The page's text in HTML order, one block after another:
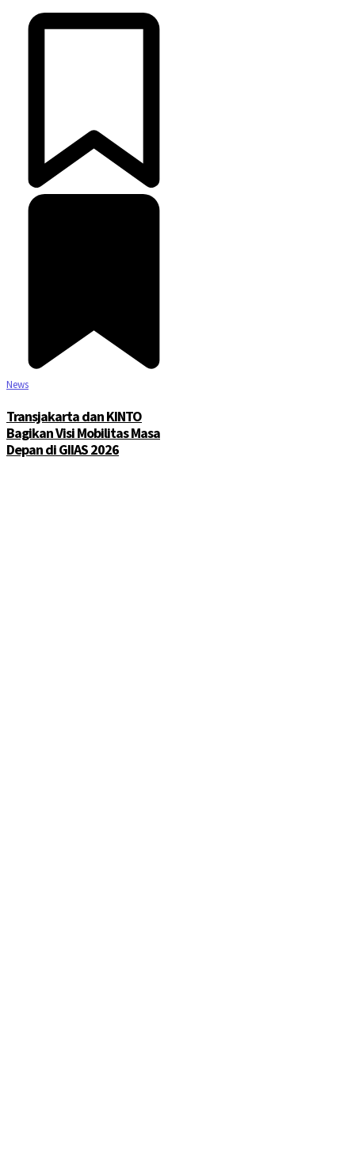
News
Transjakarta dan KINTO
Bagikan Visi Mobilitas Masa
Depan di GIIAS 2026